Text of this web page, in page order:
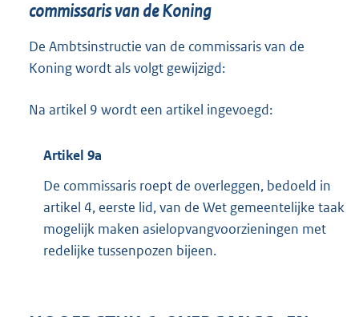
commissaris van de Koning
De Ambtsinstructie van de commissaris van de
Koning wordt als volgt gewijzigd:
Na artikel 9 wordt een artikel ingevoegd:
Artikel 9a
De commissaris roept de overleggen, bedoeld in
artikel 4, eerste lid, van de Wet gemeentelijke taak
mogelijk maken asielopvangvoorzieningen met
redelijke tussenpozen bijeen.